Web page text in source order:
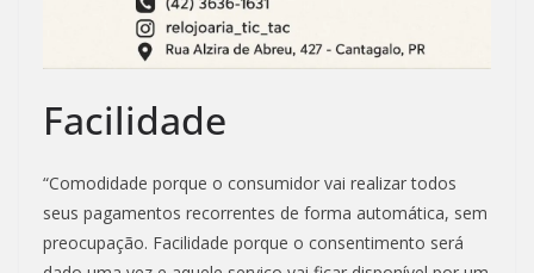
Facilidade
“Comodidade porque o consumidor vai realizar todos
seus pagamentos recorrentes de forma automática, sem
preocupação. Facilidade porque o consentimento será